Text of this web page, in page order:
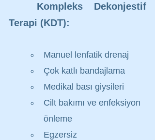
Kompleks Dekonjestif
Terapi (KDT):
Manuel lenfatik drenaj
Çok katlı bandajlama
Medikal bası giysileri
Cilt bakımı ve enfeksiyon
önleme
Egzersiz